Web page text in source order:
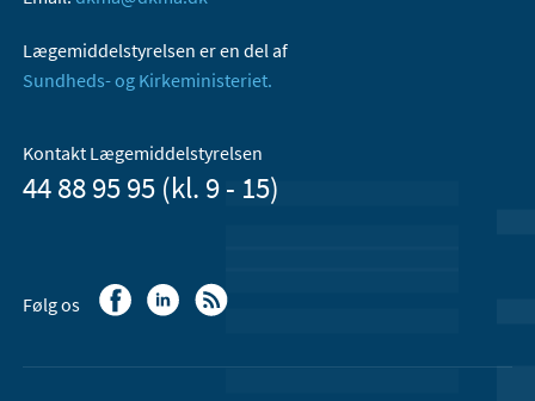
Lægemiddelstyrelsen er en del af
Sundheds- og Kirkeministeriet.
Kontakt Lægemiddelstyrelsen
44 88 95 95 (kl. 9 - 15)
Følg os